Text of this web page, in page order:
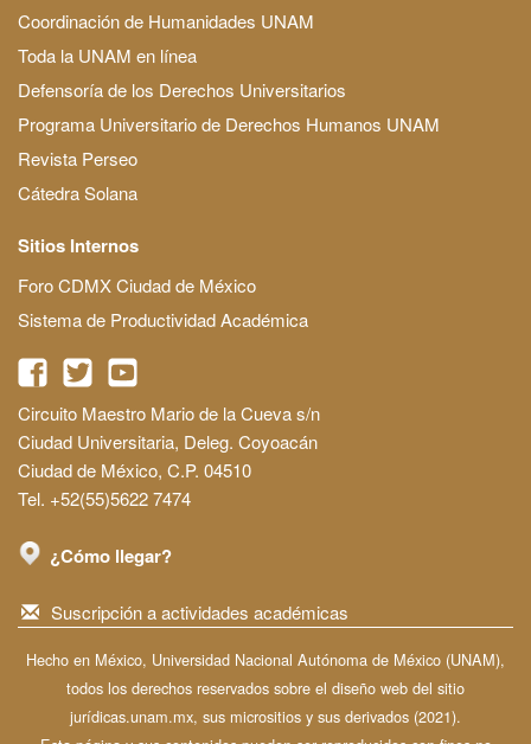
Coordinación de Humanidades UNAM
Toda la UNAM en línea
Defensoría de los Derechos Universitarios
Programa Universitario de Derechos Humanos UNAM
Revista Perseo
Cátedra Solana
Sitios Internos
Foro CDMX Ciudad de México
Sistema de Productividad Académica
Circuito Maestro Mario de la Cueva s/n
Ciudad Universitaria, Deleg. Coyoacán
Ciudad de México, C.P. 04510
Tel. +52(55)5622 7474
¿Cómo llegar?
Suscripción a actividades académicas
Hecho en México, Universidad Nacional Autónoma de México (UNAM),
todos los derechos reservados sobre el diseño web del sitio
jurídicas.unam.mx, sus micrositios y sus derivados (2021).